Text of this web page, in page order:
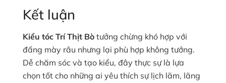
Kết luận
Kiểu tóc Trí Thịt Bò tưởng chừng khó hợp với
đấng mày râu nhưng lại phù hợp không tưởng.
Dễ chăm sóc và tạo kiểu, đây thực sự là lựa
chọn tốt cho những ai yêu thích sự lịch lãm, lãng